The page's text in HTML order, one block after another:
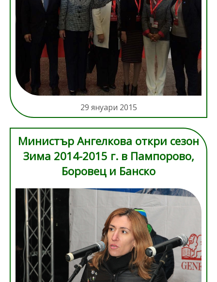
29 януари 2015
Министър Ангелкова откри сезон
Зима 2014-2015 г. в Пампорово,
Боровец и Банско
file-936-2967.jpg